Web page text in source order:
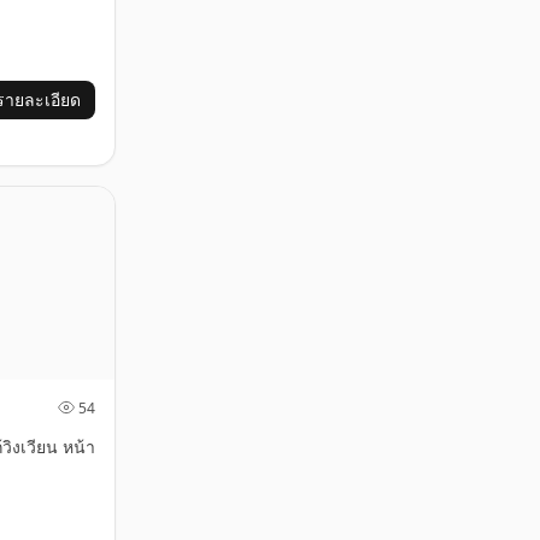
ายละเอียด
54
งเวียน หน้า